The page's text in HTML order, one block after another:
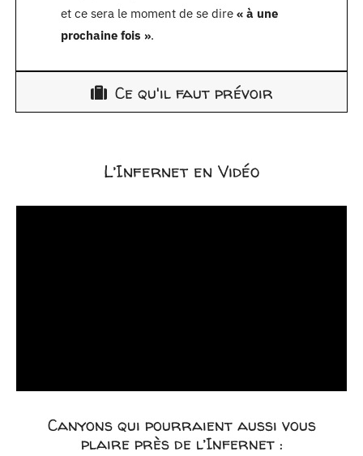
et ce sera le moment de se dire « à une
prochaine fois ».
Ce qu'il faut prévoir
L’Infernet en Vidéo
Canyons qui pourraient aussi vous
plaire près de l’Infernet :